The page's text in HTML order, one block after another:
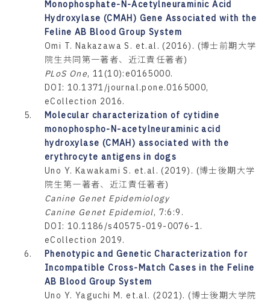
Monophosphate-N-Acetylneuraminic Acid
Hydroxylase (CMAH) Gene Associated with the
Feline AB Blood Group System
Omi T. Nakazawa S. et.al. (2016). (博士前期大学
院生共同第一著者、近江責任著者)
PLoS One, 11(10):e0165000.
DOI: 10.1371/journal.pone.0165000,
eCollection 2016.
5.
Molecular characterization of cytidine
monophospho-N-acetylneuraminic acid
hydroxylase (CMAH) associated with the
erythrocyte antigens in dogs
Uno Y. Kawakami S. et.al. (2019). (博士後期大学
院生第一著者、近江責任著者)
Canine Genet Epidemiology
Canine Genet Epidemiol, 7:6:9.
DOI: 10.1186/s40575-019-0076-1.
eCollection 2019.
6.
Phenotypic and Genetic Characterization for
Incompatible Cross-Match Cases in the Feline
AB Blood Group System
Uno Y. Yaguchi M. et.al. (2021). (博士後期大学院